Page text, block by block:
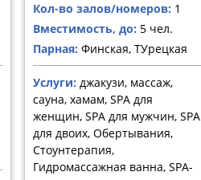
Кол-во залов/номеров: 1
Вместимость, до: 5 чел.
Парная: Финская, ТУрецкая
Услуги: джакузи, массаж,
сауна, хамам, SPA для
женщин, SPA для мужчин, SPA
для двоих, Обертывания,
Стоунтерапия,
Гидромассажная ванна, SPA-